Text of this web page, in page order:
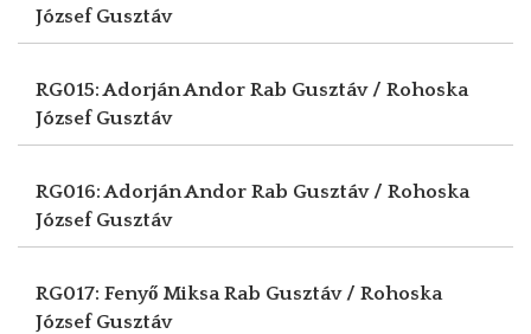
József Gusztáv
RG015: Adorján Andor Rab Gusztáv / Rohoska
József Gusztáv
RG016: Adorján Andor Rab Gusztáv / Rohoska
József Gusztáv
RG017: Fenyő MiksaRab Gusztáv / Rohoska
József Gusztáv